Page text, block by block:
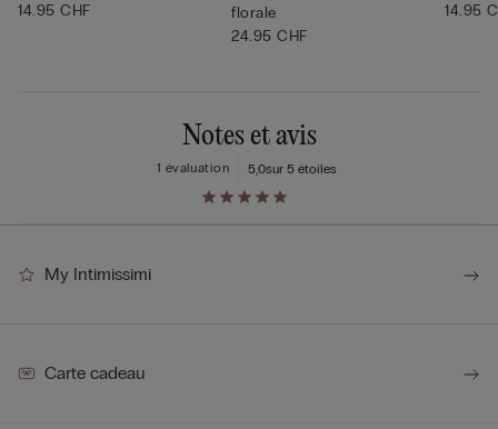
14.95 CHF
florale
24.95 CHF
14.95
Notes et avis
5,0sur 5 étoiles
1 évaluation
My Intimissimi
Carte cadeau